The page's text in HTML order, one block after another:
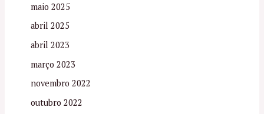
maio 2025
abril 2025
abril 2023
março 2023
novembro 2022
outubro 2022